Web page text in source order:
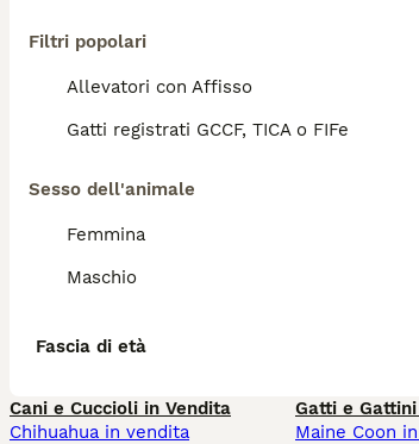
Filtri popolari
Allevatori con Affisso
Gatti registrati GCCF, TICA o FIFe
Sesso dell'animale
Femmina
Maschio
Fascia di età
Cani e Cuccioli in Vendita
Chihuahua in vendita
Gatti e
Maine Coon